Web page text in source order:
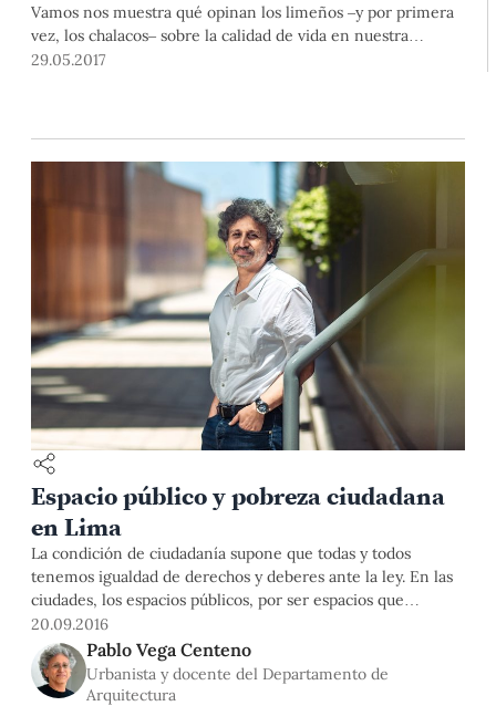
Vamos nos muestra qué opinan los limeños –y por primera
vez, los chalacos– sobre la calidad de vida en nuestra
metrópoli en transporte, espacios públicos, ambiente, entre
29.05.2017
Espacio público y pobreza ciudadana
en Lima
La condición de ciudadanía supone que todas y todos
tenemos igualdad de derechos y deberes ante la ley. En las
ciudades, los espacios públicos, por ser espacios que
pertenecen a todos, son un indicador esencial de cuál es
nuestra condición de ciudadanos, pues es ahí donde
podemos experimentar libertad y convivir en igualdad con
extraños.
20.09.2016
Pablo Vega Centeno
Urbanista y docente del Departamento de
Arquitectura